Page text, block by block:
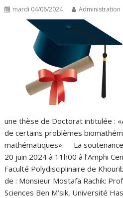
mardi 04/06/2024 Administration
une thèse de Doctorat intitulée :
de certains problèmes
mathématiques». La soutenance
20 juin 2024 à 11h00 à l’Amphi
Faculté Polydisciplinaire de
de : Monsieur Mostafa Rachik:
Sciences Ben M’sik, Université